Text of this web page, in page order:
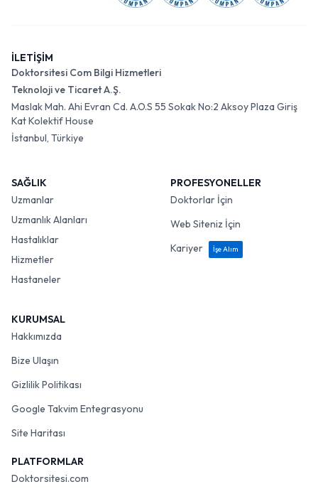
İLETİŞİM
Doktorsitesi Com Bilgi Hizmetleri
Teknoloji ve Ticaret A.Ş.
Maslak Mah. Ahi Evran Cd. A.O.S 55 Sokak No:2 Aksoy Plaza Giriş
Kat Kolektif House
İstanbul, Türkiye
SAĞLIK
Uzmanlar
Uzmanlık Alanları
Hastalıklar
Hizmetler
Hastaneler
PROFESYONELLER
Doktorlar İçin
Web Siteniz İçin
Kariyer
İşe Alım
KURUMSAL
Hakkımızda
Bize Ulaşın
Gizlilik Politikası
Google Takvim Entegrasyonu
Site Haritası
PLATFORMLAR
Doktorsitesi.com